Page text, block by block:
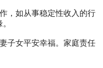
，如从事稳定性收入的行
子女平安幸福。家庭责任